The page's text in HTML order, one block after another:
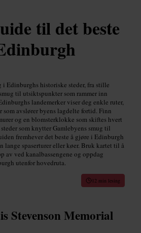
til det beste
Edinburghs historiske steder, fra stille
til utsiktspunkter som rammer inn
landemerker viser deg enkle ruter,
som avslører byens lagdelte fortid. Finn
og en blomsterklokke som skiftes hvert
som knytter Gamlebyens smug til
fremhever det beste å gjøre i Edinburgh
lange spaserturer eller køer. Bruk kartet til å
av ved kanalbassengene og oppdag
utenfor hovedruta.
12 min lesing
Stevenson Memorial